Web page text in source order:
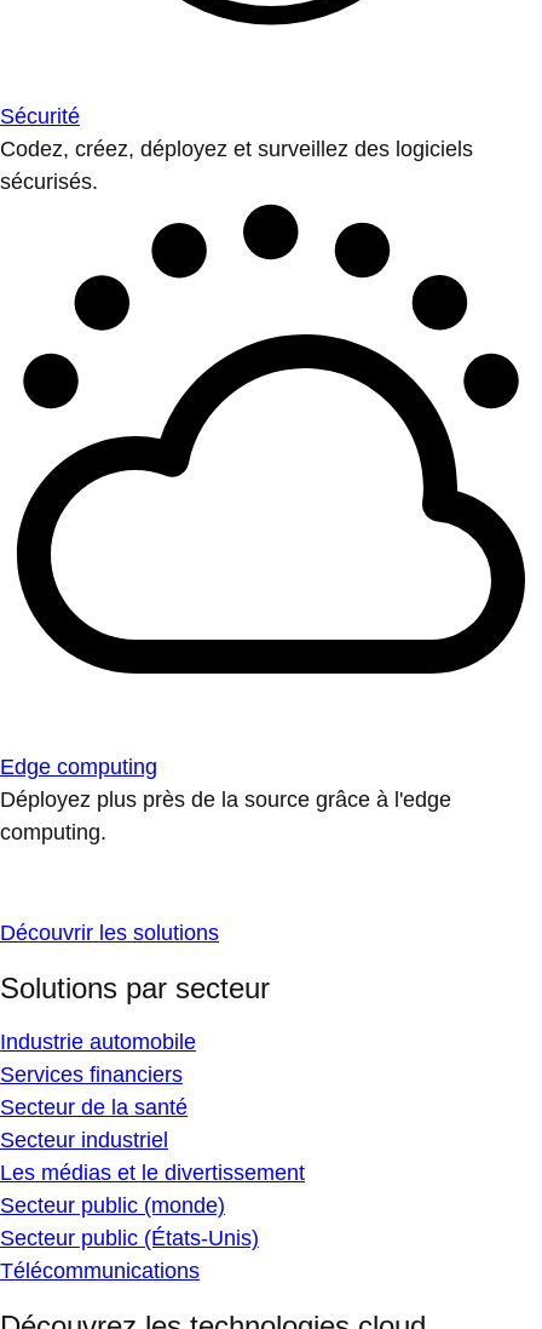
Sécurité
Codez, créez, déployez et surveillez des logiciels
sécurisés.
Edge computing
Déployez plus près de la source grâce à l'edge
computing.
Découvrir les solutions
Solutions par secteur
Industrie automobile
Services financiers
Secteur de la santé
Secteur industriel
Les médias et le divertissement
Secteur public (monde)
Secteur public (États-Unis)
Télécommunications